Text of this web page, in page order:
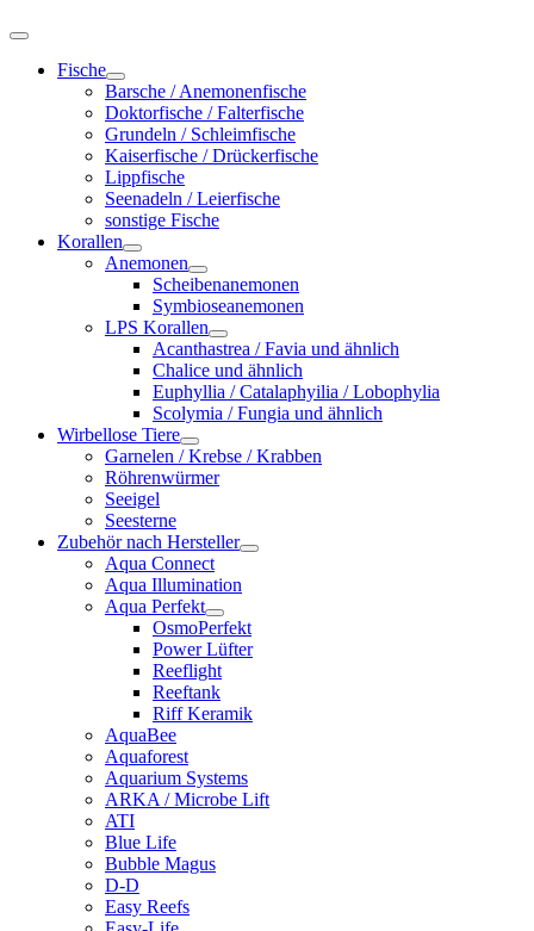
Fische
Barsche / Anemonenfische
Doktorfische / Falterfische
Grundeln / Schleimfische
Kaiserfische / Drückerfische
Lippfische
Seenadeln / Leierfische
sonstige Fische
Korallen
Anemonen
Scheibenanemonen
Symbioseanemonen
LPS Korallen
Acanthastrea / Favia und ähnlich
Chalice und ähnlich
Euphyllia / Catalaphyilia / Lobophylia
Scolymia / Fungia und ähnlich
Wirbellose Tiere
Garnelen / Krebse / Krabben
Röhrenwürmer
Seeigel
Seesterne
Zubehör nach Hersteller
Aqua Connect
Aqua Illumination
Aqua Perfekt
OsmoPerfekt
Power Lüfter
Reeflight
Reeftank
Riff Keramik
AquaBee
Aquaforest
Aquarium Systems
ARKA / Microbe Lift
ATI
Blue Life
Bubble Magus
D-D
Easy Reefs